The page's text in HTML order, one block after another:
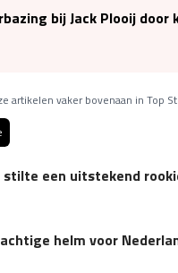
bij Jack Plooij door
artikelen vaker bovenaan in Top
een uitstekend
helm voor